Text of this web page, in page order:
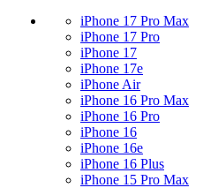
iPhone 17 Pro Max
iPhone 17 Pro
iPhone 17
iPhone 17e
iPhone Air
iPhone 16 Pro Max
iPhone 16 Pro
iPhone 16
iPhone 16e
iPhone 16 Plus
iPhone 15 Pro Max